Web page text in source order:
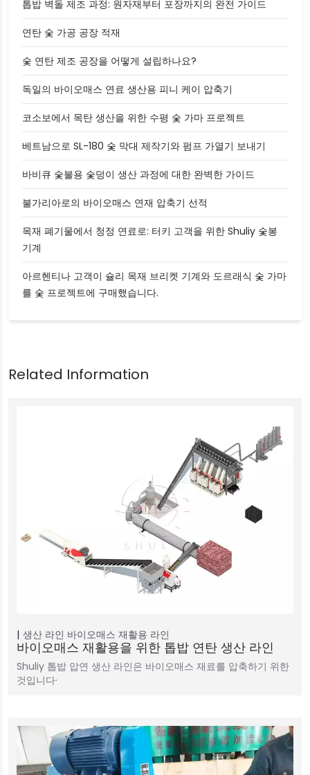
톱밥 벽돌 제조 과정: 원자재부터 포장까지의 완전 가이드
연탄 숯 가공 공장 적재
숯 연탄 제조 공장을 어떻게 설립하나요?
독일의 바이오매스 연료 생산용 피니 케이 압축기
코소보에서 목탄 생산을 위한 수평 숯 가마 프로젝트
베트남으로 SL-180 숯 막대 제작기와 펌프 가열기 보내기
바비큐 숯불용 숯덩이 생산 과정에 대한 완벽한 가이드
불가리아로의 바이오매스 연재 압축기 선적
목재 폐기물에서 청정 연료로: 터키 고객을 위한 Shuliy 숯봉
기계
아르헨티나 고객이 슐리 목재 브리켓 기계와 도르래식 숯 가마
를 숯 프로젝트에 구매했습니다.
생산 라인 바이오매스 재활용 라인
바이오매스 재활용을 위한 톱밥 연탄 생산 라인
Shuliy 톱밥 압연 생산 라인은 바이오매스 재료를 압축하기 위한
것입니다·